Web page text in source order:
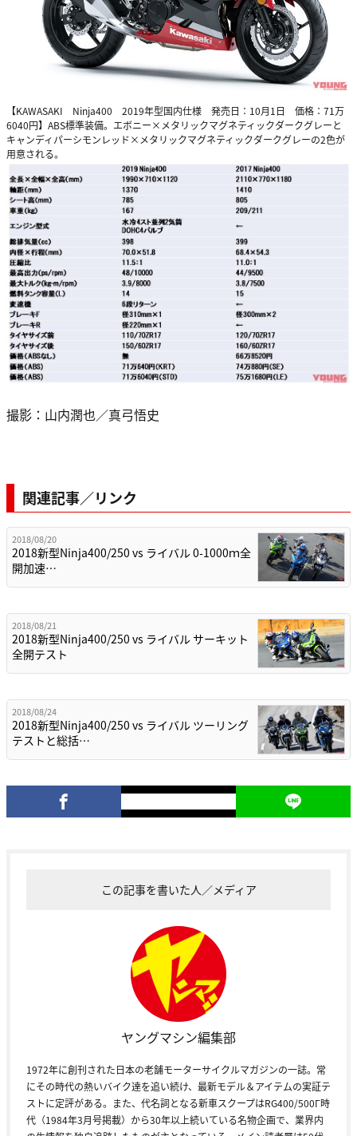
【KAWASAKI Ninja400 2019年型国内仕様 発売日：10月1日 価格：71万
6040円】ABS標準装備。エボニー×メタリックマグネティックダークグレーと
キャンディパーシモンレッド×メタリックマグネティックダークグレーの2色が
用意される。
撮影：山内潤也／真弓悟史
関連記事／リンク
2018/08/20
2018新型Ninja400/250 vs ライバル 0-1000ｍ全
開加速…
2018/08/21
2018新型Ninja400/250 vs ライバル サーキット
全開テスト
2018/08/24
2018新型Ninja400/250 vs ライバル ツーリング
テストと総括…
この記事を書いた人／メディア
ヤングマシン編集部
1972年に創刊された日本の老舗モーターサイクルマガジンの一誌。常
にその時代の熱いバイク達を追い続け、最新モデル＆アイテムの実証テ
ストに定評がある。また、代名詞となる新車スクープはRG400/500Γ時
代（1984年3月号掲載）から30年以上続いている名物企画で、業界内